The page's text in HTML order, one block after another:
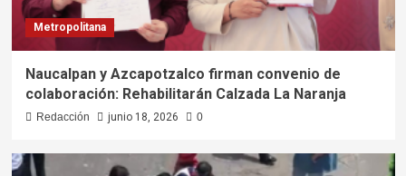
Metropolitana
Naucalpan y Azcapotzalco firman convenio de
colaboración: Rehabilitarán Calzada La Naranja
Redacción junio 18, 2026 0